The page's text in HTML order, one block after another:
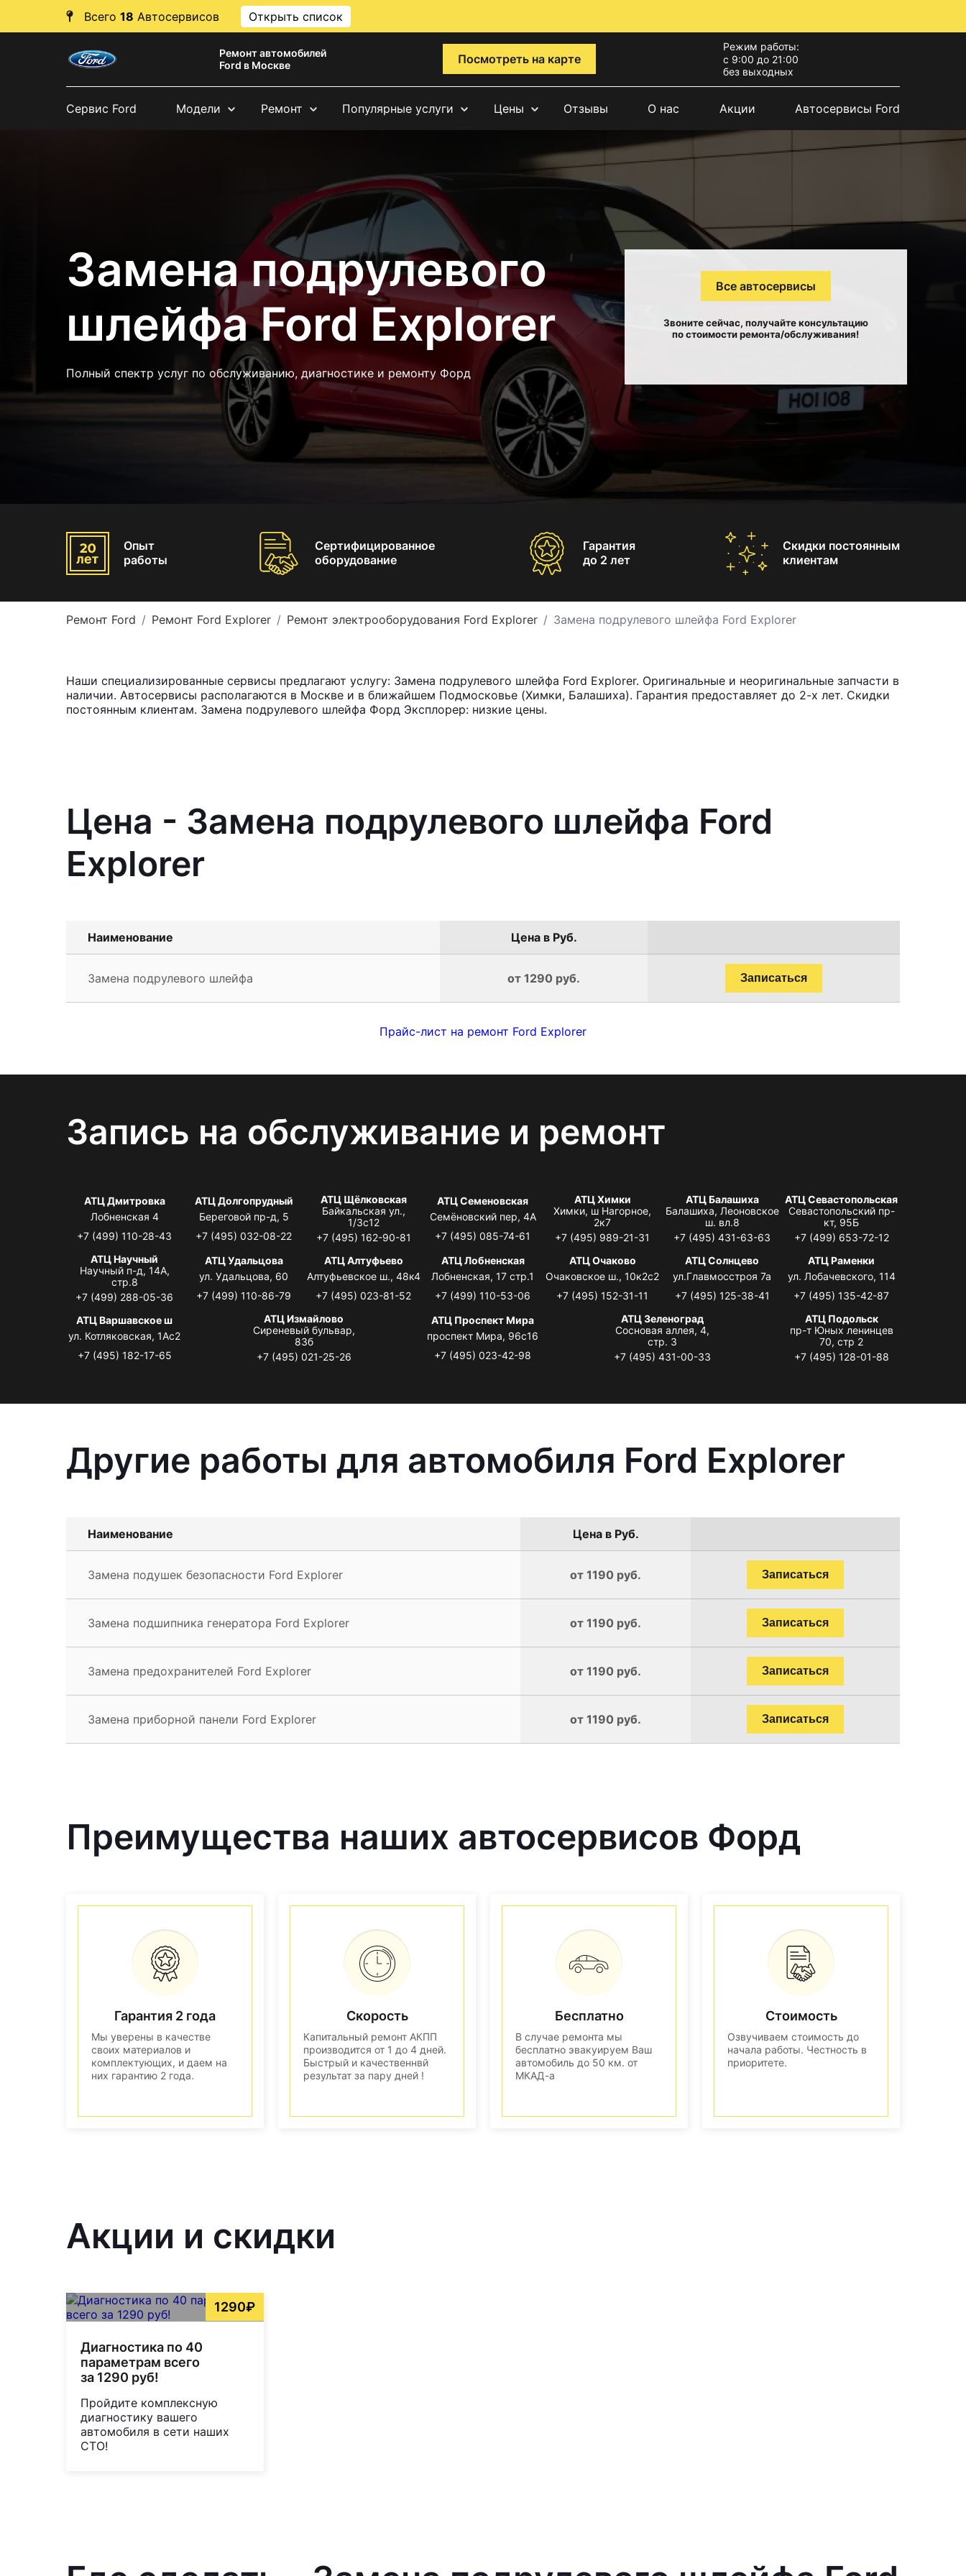
Всего 18 Автосервисов Открыть список
Ремонт автомобилей
Ford в Москве
Посмотреть на карте
Режим работы:
с 9:00 до 21:00
без выходных
Сервис Ford Модели Ремонт Популярные услуги Цены Отзывы О нас Акции Автосервисы Ford
Замена подрулевого
шлейфа Ford Explorer
Полный спектр услуг по обслуживанию, диагностике и ремонту Форд
Все автосервисы
Звоните сейчас, получайте консультацию
по стоимости ремонта/обслуживания!
Опыт
работы
Сертифицированное
оборудование
Гарантия
до 2 лет
Скидки постоянным
клиентам
Ремонт Ford Ремонт Ford Explorer Ремонт электрооборудования Ford Explorer Замена подрулевого шлейфа Ford Explorer
Наши специализированные сервисы предлагают услугу: Замена подрулевого шлейфа Ford Explorer. Оригинальные и неоригинальные запчасти в
наличии. Автосервисы располагаются в Москве и в ближайшем Подмосковье (Химки, Балашиха). Гарантия предоставляет до 2-х лет. Скидки
постоянным клиентам. Замена подрулевого шлейфа Форд Эксплорер: низкие цены.
Цена - Замена подрулевого шлейфа Ford
Explorer
Наименование Цена в Руб.
Замена подрулевого шлейфа от 1290 руб. Записаться
Прайс-лист на ремонт Ford Explorer
Запись на обслуживание и ремонт
АТЦ Дмитровка
Лобненская 4
+7 (499) 110-28-43
АТЦ Долгопрудный
Береговой пр-д, 5
+7 (495) 032-08-22
АТЦ Щёлковская
Байкальская ул.,
1/3с12
+7 (495) 162-90-81
АТЦ Семеновская
Семёновский пер, 4А
+7 (495) 085-74-61
АТЦ Химки
Химки, ш Нагорное,
2к7
+7 (495) 989-21-31
АТЦ Балашиха
Балашиха, Леоновское
ш. вл.8
+7 (495) 431-63-63
АТЦ Севастопольская
Севастопольский пр-
кт, 95Б
+7 (499) 653-72-12
АТЦ Научный
Научный п-д, 14А,
стр.8
+7 (499) 288-05-36
АТЦ Удальцова
ул. Удальцова, 60
+7 (499) 110-86-79
АТЦ Алтуфьево
Алтуфьевское ш., 48к4
+7 (495) 023-81-52
АТЦ Лобненская
Лобненская, 17 стр.1
+7 (499) 110-53-06
АТЦ Очаково
Очаковское ш., 10к2с2
+7 (495) 152-31-11
АТЦ Солнцево
ул.Главмосстроя 7а
+7 (495) 125-38-41
АТЦ Раменки
ул. Лобачевского, 114
+7 (495) 135-42-87
АТЦ Варшавское ш
ул. Котляковская, 1Ас2
+7 (495) 182-17-65
АТЦ Измайлово
Сиреневый бульвар,
83б
+7 (495) 021-25-26
АТЦ Проспект Мира
проспект Мира, 96с16
+7 (495) 023-42-98
АТЦ Зеленоград
Сосновая аллея, 4,
стр. 3
+7 (495) 431-00-33
АТЦ Подольск
пр-т Юных ленинцев
70, стр 2
+7 (495) 128-01-88
Другие работы для автомобиля Ford Explorer
Наименование Цена в Руб.
Замена подушек безопасности Ford Explorer от 1190 руб. Записаться
Замена подшипника генератора Ford Explorer от 1190 руб. Записаться
Замена предохранителей Ford Explorer от 1190 руб. Записаться
Замена приборной панели Ford Explorer от 1190 руб. Записаться
Преимущества наших автосервисов Форд
Гарантия 2 года
Мы уверены в качестве
своих материалов и
комплектующих, и даем на
них гарантию 2 года.
Скорость
Капитальный ремонт АКПП
производится от 1 до 4 дней.
Быстрый и качественнвй
результат за пару дней !
Бесплатно
В случае ремонта мы
бесплатно эвакуируем Ваш
автомобиль до 50 км. от
МКАД-а
Стоимость
Озвучиваем стоимость до
начала работы. Честность в
приоритете.
Акции и скидки
1290₽
Диагностика по 40
параметрам всего
за 1290 руб!
Пройдите комплексную
диагностику вашего
автомобиля в сети наших
СТО!